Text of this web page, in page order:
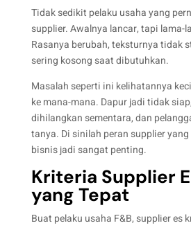
Tidak sedikit pelaku usaha yang
supplier. Awalnya lancar, tapi lama-
Rasanya berubah, teksturnya tidak
sering kosong saat dibutuhkan.
Masalah seperti ini kelihatannya
ke mana-mana. Dapur jadi tidak
dihilangkan sementara, dan
tanya. Di sinilah peran supplier
bisnis jadi sangat penting.
Kriteria Supplier
yang Tepat
Buat pelaku usaha F&B, supplier es